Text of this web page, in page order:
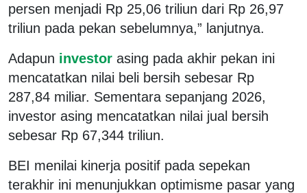
persen menjadi Rp 25,06 triliun dari Rp 26,97
triliun pada pekan sebelumnya,” lanjutnya.
Adapun investor asing pada akhir pekan ini
mencatatkan nilai beli bersih sebesar Rp
287,84 miliar. Sementara sepanjang 2026,
investor asing mencatatkan nilai jual bersih
sebesar Rp 67,344 triliun.
BEI menilai kinerja positif pada sepekan
terakhir ini menunjukkan optimisme pasar yang